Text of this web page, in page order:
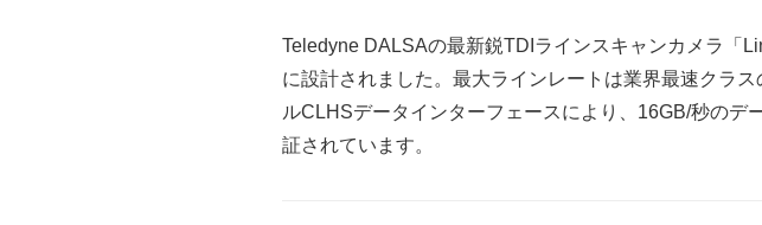
Teledyne DALSAの最新鋭TDIラインスキャンカメラ「
に設計されました。最大ラインレートは業界最速クラ
ルCLHSデータインターフェースにより、16GB/秒の
証されています。